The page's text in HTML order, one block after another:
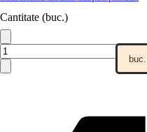
Cantitate (buc.)
buc.